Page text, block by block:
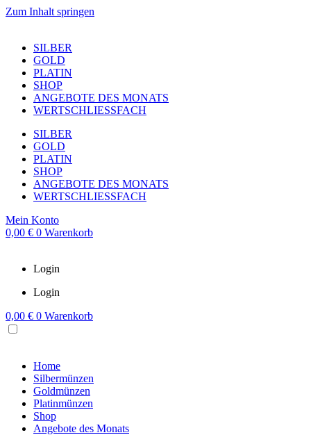
Zum Inhalt springen
SILBER
GOLD
PLATIN
SHOP
ANGEBOTE DES MONATS
WERTSCHLIESSFACH
SILBER
GOLD
PLATIN
SHOP
ANGEBOTE DES MONATS
WERTSCHLIESSFACH
Mein Konto
0,00 € 0 Warenkorb
Login
Login
0,00 € 0 Warenkorb
Home
Silbermünzen
Goldmünzen
Platinmünzen
Shop
Angebote des Monats